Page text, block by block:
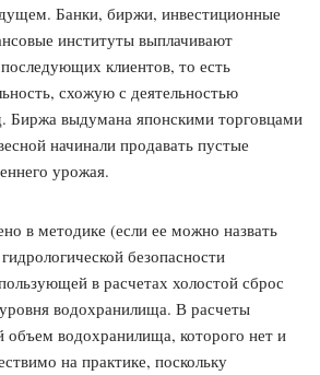
Банки, биржи, инвестиционные
институты выплачивают
клиентов, то есть
схожую с деятельностью
Биржа выдумана японскими торговцами
начинали продавать пустые
урожая.
в методике (если ее можно назвать
безопасности
в расчетах холостой сброс
водохранилища. В расчеты
объем водохранилища, которого нет и
на практике, поскольку